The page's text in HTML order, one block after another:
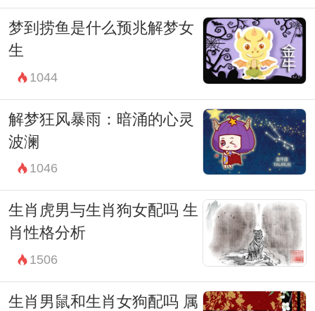
梦到捞鱼是什么预兆解梦女
生
1044
解梦狂风暴雨：暗涌的心灵
波澜
1046
生肖虎男与生肖狗女配吗 生
肖性格分析
1506
生肖男鼠和生肖女狗配吗 属